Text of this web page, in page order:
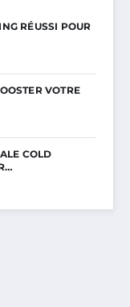
RÉUSSI POUR
VOTRE
COLD